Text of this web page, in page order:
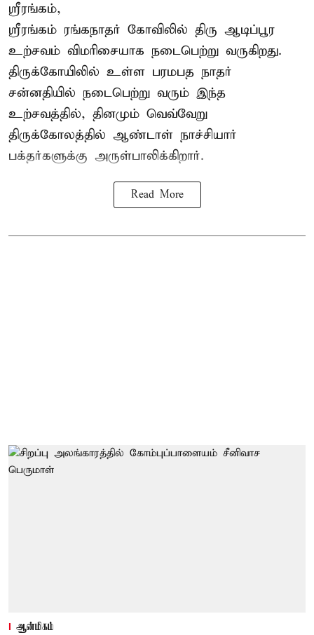
ஸ்ரீரங்கம்,
ஸ்ரீரங்கம் ரங்கநாதர் கோவிலில் திரு ஆடிப்பூர
உற்சவம் விமரிசையாக நடைபெற்று வருகிறது.
திருக்கோயிலில் உள்ள பரமபத நாதர்
சன்னதியில் நடைபெற்று வரும் இந்த
உற்சவத்தில், தினமும் வெவ்வேறு
திருக்கோலத்தில் ஆண்டாள் நாச்சியார்
பக்தர்களுக்கு அருள்பாலிக்கிறார்.
Read More
ஆன்மிகம்